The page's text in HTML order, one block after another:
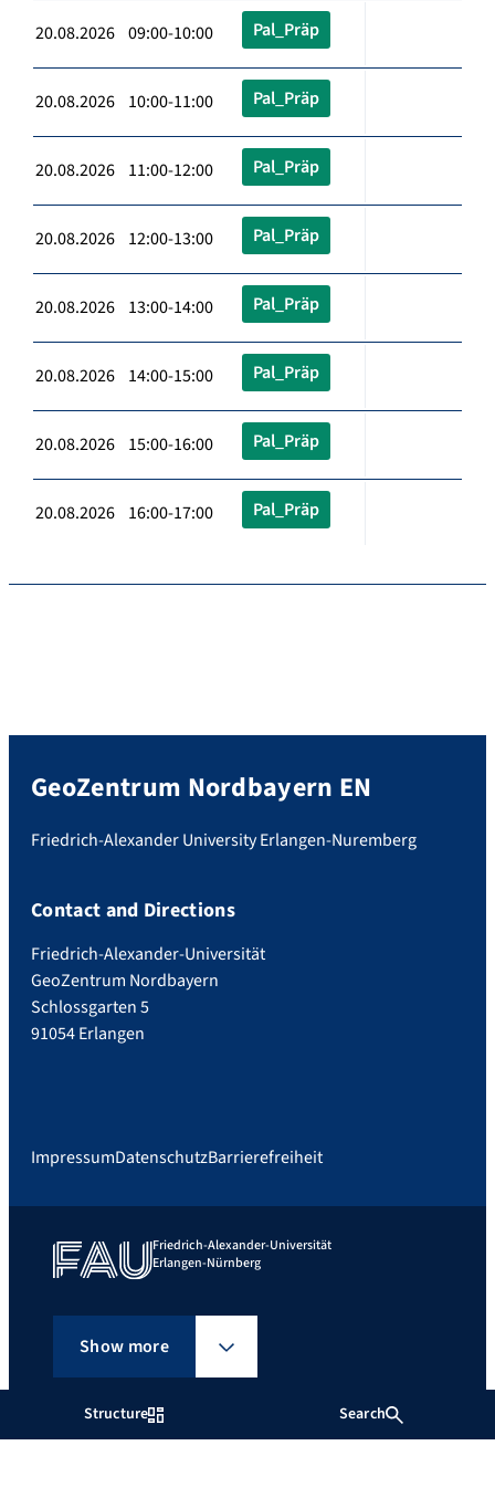
Structure Search
20.08.2026 09:00-10:00 Pal_Präp
20.08.2026 10:00-11:00 Pal_Präp
20.08.2026 11:00-12:00 Pal_Präp
20.08.2026 12:00-13:00 Pal_Präp
20.08.2026 13:00-14:00 Pal_Präp
20.08.2026 14:00-15:00 Pal_Präp
20.08.2026 15:00-16:00 Pal_Präp
20.08.2026 16:00-17:00 Pal_Präp
GeoZentrum Nordbayern EN
Friedrich-Alexander University Erlangen-Nuremberg
Contact and Directions
Friedrich-Alexander-Universität
GeoZentrum Nordbayern
Schlossgarten 5
91054 Erlangen
ImpressumDatenschutzBarrierefreiheit
Friedrich-Alexander-Universität
Erlangen-Nürnberg
Show more